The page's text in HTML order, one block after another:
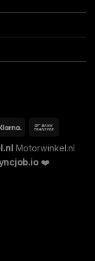
Motorwinkel.nl
❤️